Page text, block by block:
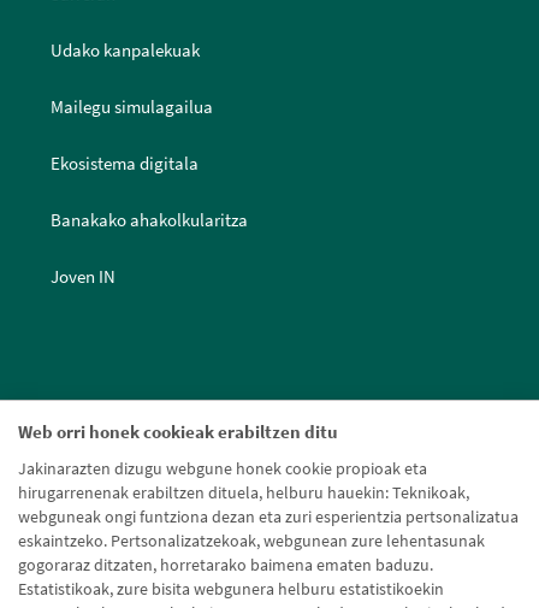
Web orri honek cookieak erabiltzen ditu
Jakinarazten dizugu webgune honek cookie propioak eta
hirugarrenenak erabiltzen dituela, helburu hauekin: Teknikoak,
webguneak ongi funtziona dezan eta zuri esperientzia pertsonalizatua
eskaintzeko. Pertsonalizatzekoak, webgunean zure lehentasunak
gogoraraz ditzaten, horretarako baimena ematen baduzu.
Estatistikoak, zure bisita webgunera helburu estatistikoekin
Udako kanpalekuak
Mailegu simulagailua
Ekosistema digitala
Banakako ahakolkularitza
Joven IN